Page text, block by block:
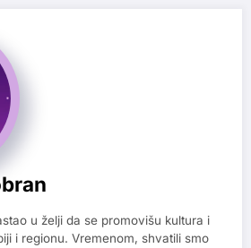
u želji da se promovišu kultura i
i regionu. Vremenom, shvatili smo